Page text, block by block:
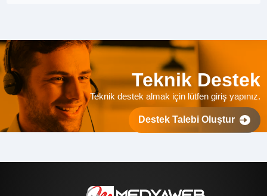
Teknik Destek
Teknik destek almak için lütfen giriş yapınız.
Destek Talebi Oluştur